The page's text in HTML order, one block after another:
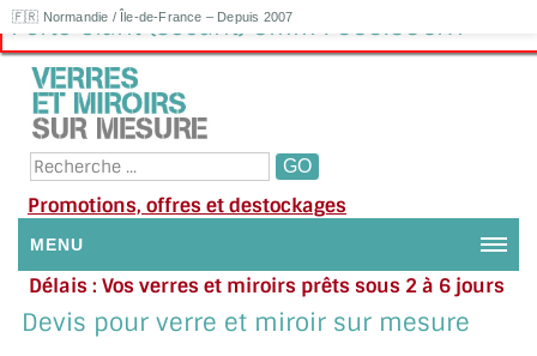
🇫🇷 Normandie / Île-de-France – Depuis 2007
Porte Clarit (Sécurit) 8mm : 383.33€HT
Promotions, offres et destockages
MENU
NOUS CONTACTER
Délais : Vos verres et miroirs prêts sous 2 à 6 jours
en moyenne
Besoin d'aide ?
Appelez ou envoyez un SMS au 06 79 92 33 38
Devis pour verre et miroir sur mesure